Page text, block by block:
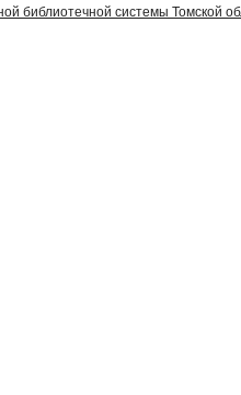
библиотечной системы Томской